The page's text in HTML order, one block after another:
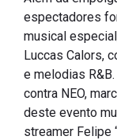
espectadores
musical
Luccas Calors,
e melodias
contra NEO,
deste evento
streamer Felipe